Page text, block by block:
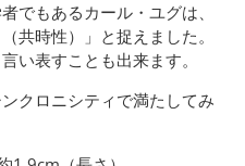
でもあるカール・ユグは、
共時性）」と捉えました。
い表すことも出来ます。
クロニシティで満たしてみ